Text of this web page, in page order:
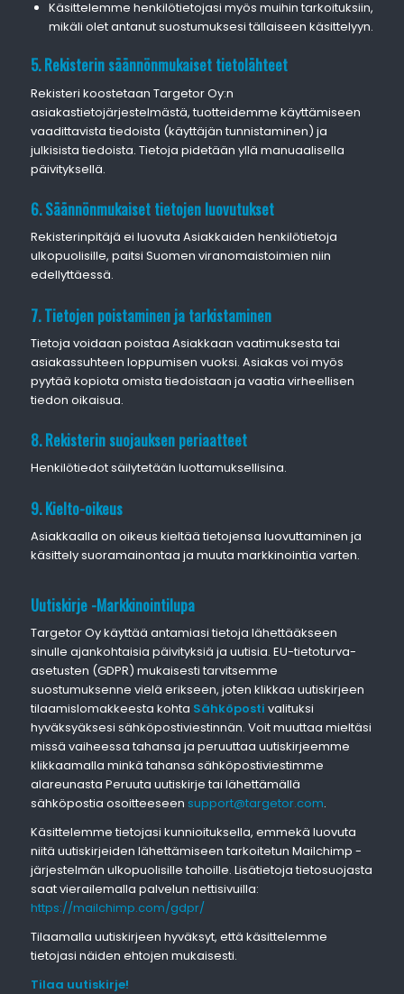
Käsittelemme henkilötietojasi myös muihin tarkoituksiin,
mikäli olet antanut suostumuksesi tällaiseen käsittelyyn.
5. Rekisterin säännönmukaiset tietolähteet
Rekisteri koostetaan Targetor Oy:n
asiakastietojärjestelmästä, tuotteidemme käyttämiseen
vaadittavista tiedoista (käyttäjän tunnistaminen) ja
julkisista tiedoista. Tietoja pidetään yllä manuaalisella
päivityksellä.
6. Säännönmukaiset tietojen luovutukset
Rekisterinpitäjä ei luovuta Asiakkaiden henkilötietoja
ulkopuolisille, paitsi Suomen viranomaistoimien niin
edellyttäessä.
7. Tietojen poistaminen ja tarkistaminen
Tietoja voidaan poistaa Asiakkaan vaatimuksesta tai
asiakassuhteen loppumisen vuoksi. Asiakas voi myös
pyytää kopiota omista tiedoistaan ja vaatia virheellisen
tiedon oikaisua.
8. Rekisterin suojauksen periaatteet
Henkilötiedot säilytetään luottamuksellisina.
9. Kielto-oikeus
Asiakkaalla on oikeus kieltää tietojensa luovuttaminen ja
käsittely suoramainontaa ja muuta markkinointia varten.
Uutiskirje -Markkinointilupa
Targetor Oy käyttää antamiasi tietoja lähettääkseen
sinulle ajankohtaisia päivityksiä ja uutisia. EU-tietoturva-
asetusten (GDPR) mukaisesti tarvitsemme
suostumuksenne vielä erikseen, joten klikkaa uutiskirjeen
tilaamislomakkeesta kohta Sähköposti valituksi
hyväksyäksesi sähköpostiviestinnän. Voit muuttaa mieltäsi
missä vaiheessa tahansa ja peruuttaa uutiskirjeemme
klikkaamalla minkä tahansa sähköpostiviestimme
alareunasta Peruuta uutiskirje tai lähettämällä
sähköpostia osoitteeseen support@targetor.com.
Käsittelemme tietojasi kunnioituksella, emmekä luovuta
niitä uutiskirjeiden lähettämiseen tarkoitetun Mailchimp -
järjestelmän ulkopuolisille tahoille. Lisätietoja tietosuojasta
saat vierailemalla palvelun nettisivuilla:
https://mailchimp.com/gdpr/
Tilaamalla uutiskirjeen hyväksyt, että käsittelemme
tietojasi näiden ehtojen mukaisesti.
Tilaa uutiskirje!